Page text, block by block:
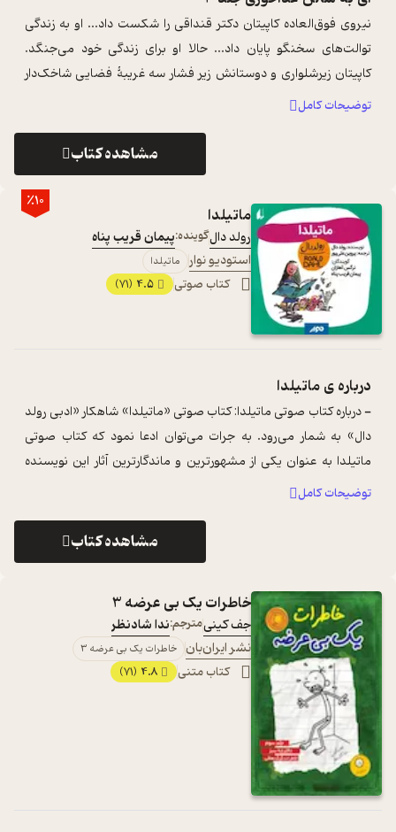
نیروی فوق‌العاده کاپیتان دکتر قنداقی را شکست داد... او به زندگی
توالت‌های سخنگو پایان داد... حالا او برای زندگی خود می‌جنگد.
کاپیتان زیرشلواری و دوستانش زیر فشار سه غریبۀ فضایی شاخک‌دار
هستند؛ ک ... ...توضیحات کامل
مشاهده کتاب
٪10
ماتیلدا
رولد دالگوینده:پیمان قریب پناه
استودیو نوار
ماتیلدا
کتاب صوتی 4.5
(71)
درباره یماتیلدا
- درباره کتاب صوتی ماتیلدا: کتاب صوتی «ماتیلدا» شاهکار «ادبی رولد
دال» به شمار می‌رود. به جرات می‌توان ادعا نمود که کتاب صوتی
ماتیلدا به عنوان یکی از مشهورترین و ماندگارترین آثار این نویسنده
شناخته م ... ...
توضیحات کامل
مشاهده کتاب
خاطرات یک بی عرضه 3
جف کینیمترجم:ندا شادنظر
نشر ایران‌بان خاطرات یک بی عرضه 3
کتاب متنی 4.8
(71)